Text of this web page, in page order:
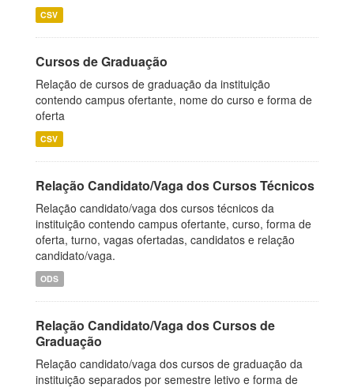
CSV
Cursos de Graduação
Relação de cursos de graduação da instituição
contendo campus ofertante, nome do curso e forma de
oferta
CSV
Relação Candidato/Vaga dos Cursos Técnicos
Relação candidato/vaga dos cursos técnicos da
instituição contendo campus ofertante, curso, forma de
oferta, turno, vagas ofertadas, candidatos e relação
candidato/vaga.
ODS
Relação Candidato/Vaga dos Cursos de
Graduação
Relação candidato/vaga dos cursos de graduação da
instituição separados por semestre letivo e forma de